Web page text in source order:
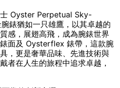
Oyster Perpetual Sky-
錶猶如一只雄鷹，以其卓越的
感，展翅高飛，成為腕錶世界
面及 Oysterflex 錶帶，這款腕
，更是奢華品味、先進技術與
者在人生的旅程中追求卓越，